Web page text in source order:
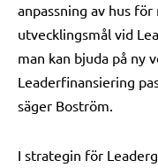
anpassning av hus
utvecklingsmål vid
man kan bjuda på ny
Leaderfinansiering
säger Boström.
I strategin för